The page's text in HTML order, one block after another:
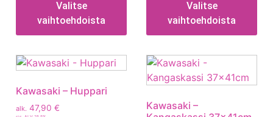
Valitse
vaihtoehdoista
Valitse
vaihtoehdoista
Kawasaki – Huppari
alk. 47,90 €
Kawasaki –